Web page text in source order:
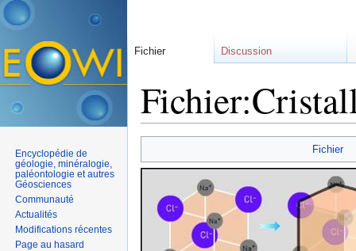
Fichier
Fichier Discussion
Encyclopédie de
géologie, minéralogie,
paléontologie et autres
Géosciences
Communauté
Actualités
Modifications récentes
Page au hasard